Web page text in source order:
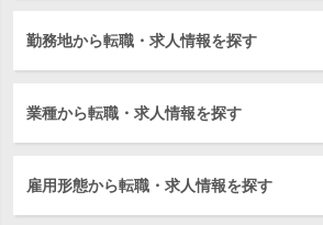
勤務地から転職・求人情報を探す
業種から転職・求人情報を探す
雇用形態から転職・求人情報を探す